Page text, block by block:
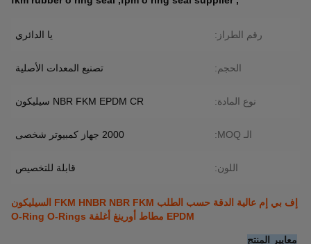
رقم الطراز: يا الدائري
الحجم: تصنيع المعدات الأصلية
نوع المادة: NBR FKM EPDM CR سيليكون
الـ MOQ: 2000 جهاز كمبيوتر شخصى
اللون: قابلة للتخصيص
إف بي إم عالية الدقة حسب الطلب FKM HNBR NBR FKM السيليكون
EPDM مطاط أورينغ أغلفة O-Ring O-Rings
معايير المنتج